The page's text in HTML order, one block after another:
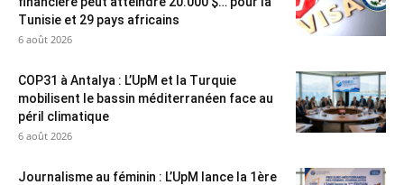
Tunisie et 29 pays africains
6 août 2026
COP31 à Antalya : L’UpM et la Turquie
mobilisent le bassin méditerranéen face au
péril climatique
6 août 2026
Journalisme au féminin : L’UpM lance la 1ère